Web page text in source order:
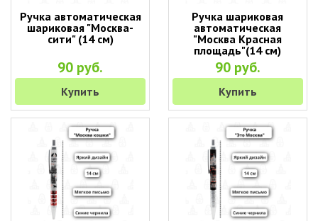
Ручка автоматическая
шариковая "Москва-
сити" (14 см)
90 руб.
Купить
Ручка шариковая
автоматическая
"Москва Красная
площадь"(14 см)
90 руб.
Купить